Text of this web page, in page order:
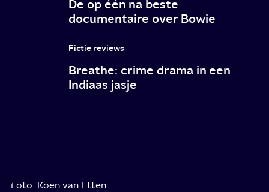
De op één na beste
documentaire over Bowie
Fictie reviews
Breathe: crime drama in een
Indiaas jasje
Foto: Koen van Etten